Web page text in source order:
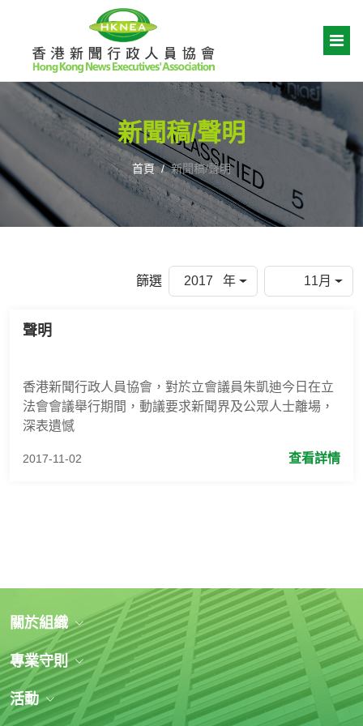
新聞稿/聲明
首頁 新聞稿/聲明
篩選 2017 年 11月
聲明
香港新聞行政人員協會，對於立會議員朱凱迪今日在立
法會會議舉行期間，動議要求新聞界及公眾人士離場，
深表遺憾
2017-11-02 查看詳情
關於組織
專業守則
活動